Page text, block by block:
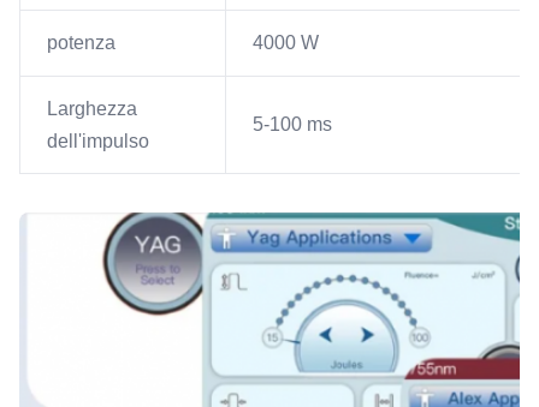
potenza 4000 W
Larghezza
dell'impulso
5-100 ms